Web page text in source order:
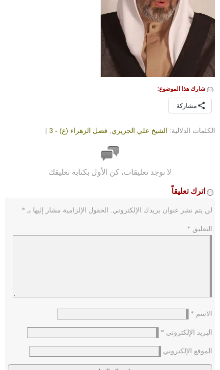
شارك هذا الموضوع:
مشاركة
الكلمات الدلالية: الشيخ علي الجزيري فضل الزهراء (ع) - 3 |
لا توجد تعليقات، كن الأول بكتابة تعليقك
اترك تعليقاً
لن يتم نشر عنوان بريدك الإلكتروني. الحقول الإلزامية مشار إليها بـ *
التعليق *
الاسم *
البريد الإلكتروني *
الموقع الإلكتروني